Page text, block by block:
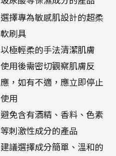
選擇專為敏感肌設計的超柔
軟刷具
以極輕柔的手法清潔肌膚
使用後需密切觀察肌膚反
應，如有不適，應立即停止
使用
避免含有酒精、香料、色素
等刺激性成分的產品
建議選擇成分簡單、溫和的